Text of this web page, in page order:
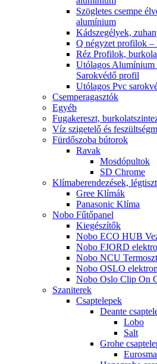
Szögletes csempe
alumínium
Kádszegélyek,
Q négyzet profilok –
Réz Profilok,
Utólagos Alumínium
Sarokvédő profil
Utólagos Pvc
Csemperagasztók
Egyéb
Fugakereszt,
Víz szigetelő és
Fürdőszoba bútorok
Ravak
Mosdópultok
SD Chrome
Klímaberendezések,
Gree Klímák
Panasonic Klíma
Nobo Fűtőpanel
Kiegészítők
Nobo ECO HUB
Nobo FJORD
Nobo NCU
Nobo OSLO
Nobo Oslo Clip On
Szaniterek
Csaptelepek
Deante
Lobo
Salt
Grohe